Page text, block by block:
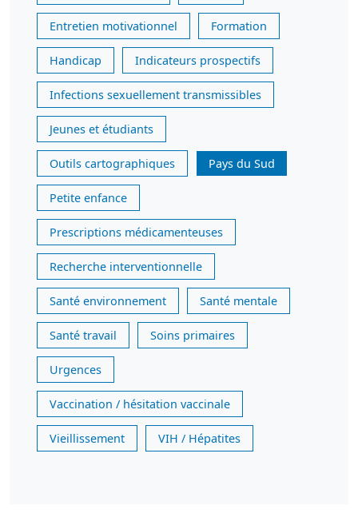
Entretien motivationnel Formation
Handicap Indicateurs prospectifs
Infections sexuellement transmissibles
Jeunes et étudiants
Outils cartographiques Pays du Sud
Petite enfance
Prescriptions médicamenteuses
Recherche interventionnelle
Santé environnement Santé mentale
Santé travail Soins primaires
Urgences
Vaccination / hésitation vaccinale
Vieillissement VIH / Hépatites